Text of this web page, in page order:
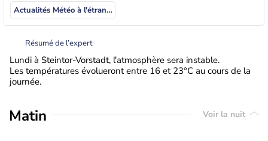
Actualités Météo à l'étranger
Résumé de l’expert
Lundi à Steintor-Vorstadt, l'atmosphère sera instable.
Les températures évolueront entre 16 et 23°C au cours de la
journée.
Matin Voir la nuit